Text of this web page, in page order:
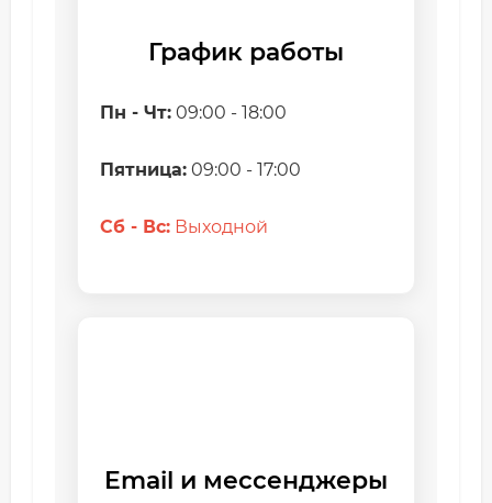
График работы
Пн - Чт: 09:00 - 18:00
Пятница: 09:00 - 17:00
Сб - Вс: Выходной
Email и мессенджеры